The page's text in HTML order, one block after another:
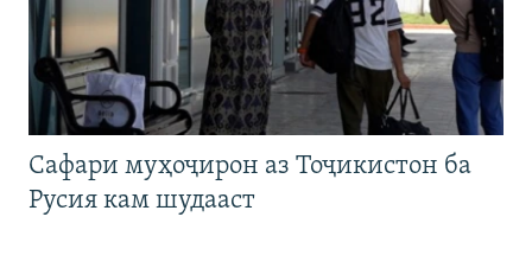
Сафари муҳоҷирон аз Тоҷикистон ба
Русия кам шудааст